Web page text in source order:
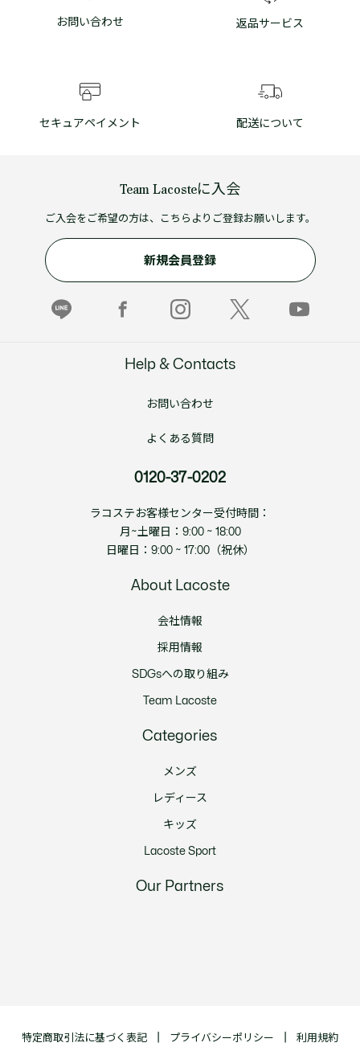
お問い合わせ 返品サービス
セキュアペイメント 配送について
Team Lacosteに入会
ご入会をご希望の方は、こちらよりご登録お願いします。
新規会員登録
Help & Contacts
お問い合わせ
よくある質問
0120-37-0202
ラコステお客様センター受付時間：
月~土曜日：9:00 ~ 18:00
日曜日：9:00 ~ 17:00（祝休）
About Lacoste
会社情報
採用情報
SDGsへの取り組み
Team Lacoste
Categories
メンズ
レディース
キッズ
Lacoste Sport
Our Partners
特定商取引法に基づく表記 プライバシーポリシー 利用規約